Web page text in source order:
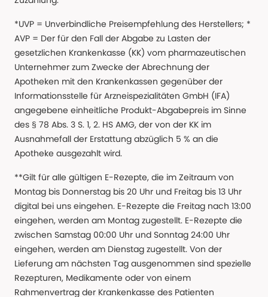
*UVP = Unverbindliche Preisempfehlung des Herstellers; *
AVP = Der für den Fall der Abgabe zu Lasten der
gesetzlichen Krankenkasse (KK) vom pharmazeutischen
Unternehmer zum Zwecke der Abrechnung der
Apotheken mit den Krankenkassen gegenüber der
Informationsstelle für Arzneispezialitäten GmbH (IFA)
angegebene einheitliche Produkt-Abgabepreis im Sinne
des § 78 Abs. 3 S. 1, 2. HS AMG, der von der KK im
Ausnahmefall der Erstattung abzüglich 5 % an die
Apotheke ausgezahlt wird.
**Gilt für alle gültigen E-Rezepte, die im Zeitraum von
Montag bis Donnerstag bis 20 Uhr und Freitag bis 13 Uhr
digital bei uns eingehen. E-Rezepte die Freitag nach 13:00
eingehen, werden am Montag zugestellt. E-Rezepte die
zwischen Samstag 00:00 Uhr und Sonntag 24:00 Uhr
eingehen, werden am Dienstag zugestellt. Von der
Lieferung am nächsten Tag ausgenommen sind spezielle
Rezepturen, Medikamente oder von einem
Rahmenvertrag der Krankenkasse des Patienten